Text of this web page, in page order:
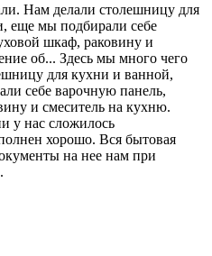
Нам делали столешницу для
еще мы подбирали себе
шкаф, раковину и
об... Здесь мы много чего
для кухни и ванной,
себе варочную панель,
и смеситель на кухню.
у нас сложилось
хорошо. Вся бытовая
на нее нам при